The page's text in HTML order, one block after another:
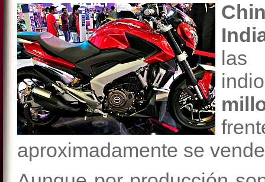
las
aproximadamente se